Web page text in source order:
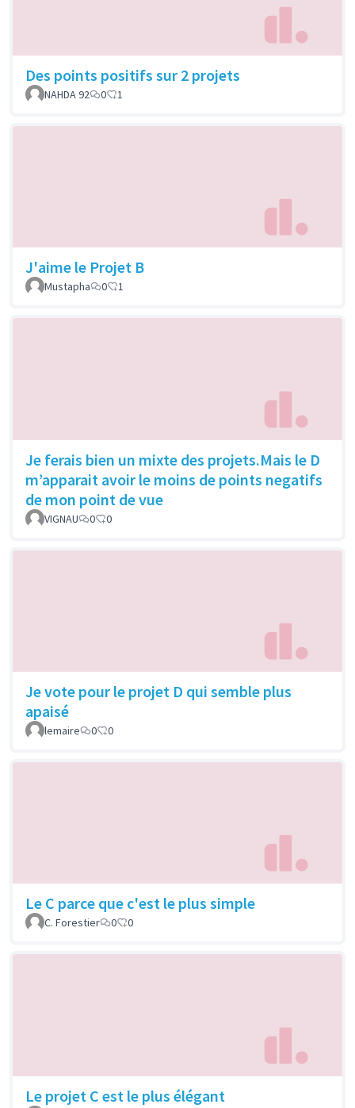
Des points positifs sur 2 projets
NAHDA 92 0 1
J'aime le Projet B
Mustapha 0 1
Je ferais bien un mixte des projets.Mais le D
m’apparait avoir le moins de points negatifs
de mon point de vue
VIGNAU 0 0
Je vote pour le projet D qui semble plus
apaisé
lemaire 0 0
Le C parce que c'est le plus simple
C. Forestier 0 0
Le projet C est le plus élégant